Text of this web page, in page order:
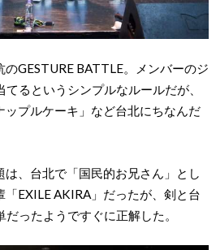
GESTURE BATTLE。メンバーのジ
てるというシンプルなルールだが、
ップルケーキ」など台北にちなんだ
、台北で「国民的お兄さん」とし
EXILE AKIRA」だったが、剣と台
ったようですぐに正解した。